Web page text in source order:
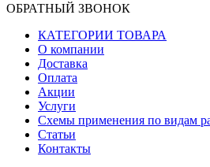
ОБРАТНЫЙ ЗВОНОК
КАТЕГОРИИ ТОВАРА
О компании
Доставка
Оплата
Акции
Услуги
Схемы применения по видам
Статьи
Контакты